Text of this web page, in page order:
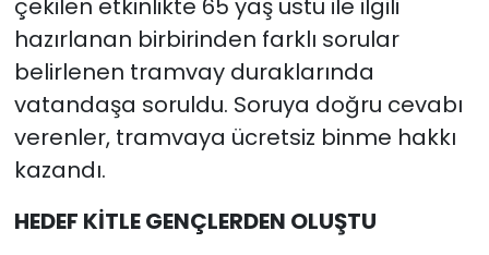
hazırlanan birbirinden farklı sorular
belirlenen tramvay duraklarında
vatandaşa soruldu. Soruya doğru cevabı
verenler, tramvaya ücretsiz binme hakkı
kazandı.
HEDEF KİTLE GENÇLERDEN OLUŞTU